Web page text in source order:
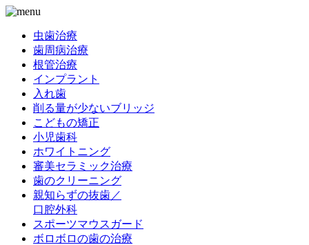
虫歯治療
歯周病治療
根管治療
インプラント
入れ歯
削る量が少ないブリッジ
こどもの矯正
小児歯科
ホワイトニング
審美セラミック治療
歯のクリーニング
親知らずの抜歯／
口腔外科
スポーツマウスガード
ボロボロの歯の治療